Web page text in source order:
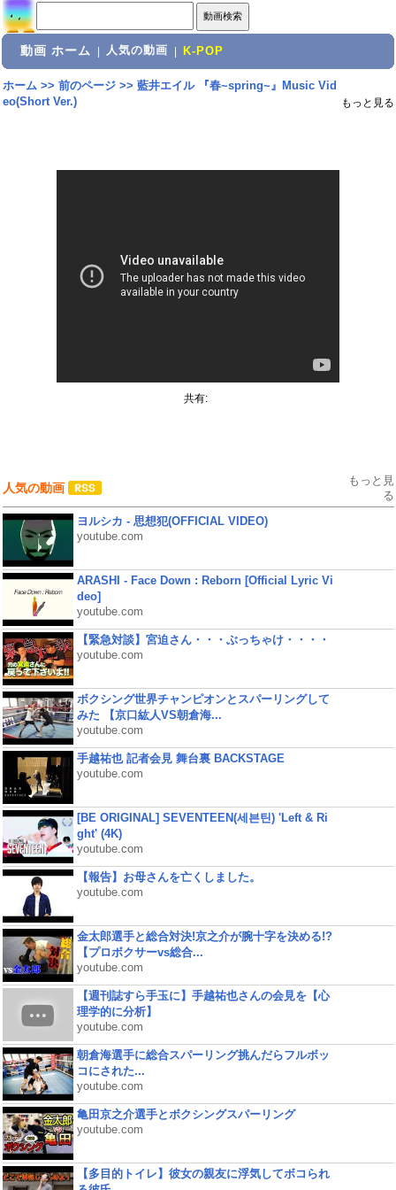
動画 ホーム 人気の動画 K-POP
ホーム>> 前のページ>> 藍井エイル 『春~spring~』Music Vid
eo(Short Ver.)
もっと見る
共有:
人気の動画
もっと見
る
ヨルシカ - 思想犯(OFFICIAL VIDEO)
youtube.com
ARASHI - Face Down : Reborn [Official Lyric Vi
deo]
youtube.com
【緊急対談】宮迫さん・・・ぶっちゃけ・・・・
youtube.com
ボクシング世界チャンピオンとスパーリングして
みた 【京口紘人VS朝倉海...
youtube.com
手越祐也 記者会見 舞台裏 BACKSTAGE
youtube.com
[BE ORIGINAL] SEVENTEEN(세븐틴) 'Left & Ri
ght' (4K)
youtube.com
【報告】お母さんを亡くしました。
youtube.com
金太郎選手と総合対決!京之介が腕十字を決める!?
【プロボクサーvs総合...
youtube.com
【週刊誌すら手玉に】手越祐也さんの会見を【心
理学的に分析】
youtube.com
朝倉海選手に総合スパーリング挑んだらフルボッ
コにされた...
youtube.com
亀田京之介選手とボクシングスパーリング
youtube.com
【多目的トイレ】彼女の親友に浮気してボコられ